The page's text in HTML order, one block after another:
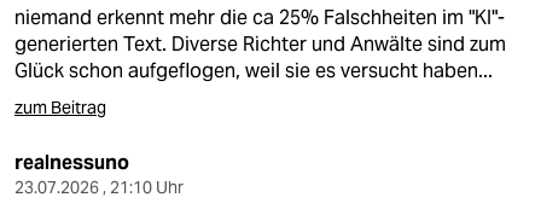
niemand erkennt mehr die ca 25% Falschheiten im "KI"-
generierten Text. Diverse Richter und Anwälte sind zum
Glück schon aufgeflogen, weil sie es versucht haben...
zum Beitrag
realnessuno
23.07.2026 , 21:10 Uhr